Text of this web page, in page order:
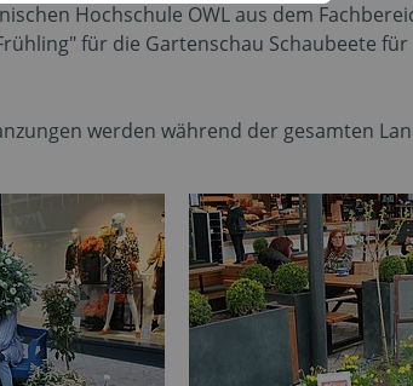
Hochschule OWL aus dem
für die Gartenschau Schaubeete
werden während der gesamten